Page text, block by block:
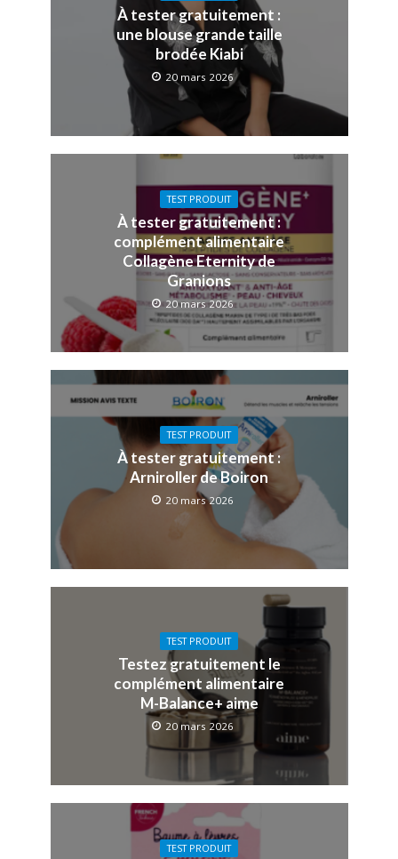
À tester gratuitement :
une blouse grande taille
brodée Kiabi
20 mars 2026
TEST PRODUIT
À tester gratuitement :
complément alimentaire
Collagène Eternity de
Granions
20 mars 2026
TEST PRODUIT
À tester gratuitement :
Arniroller de Boiron
20 mars 2026
TEST PRODUIT
Testez gratuitement le
complément alimentaire
M-Balance+ aime
20 mars 2026
TEST PRODUIT